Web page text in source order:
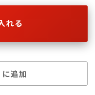
れる
追加